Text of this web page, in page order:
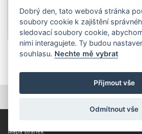
499Kč
bez DPH 412 Kč
1
Mapa stránek
TOPWEBY -
Dobrý den, tato webová stránka
soubory cookie k zajištění
sledovací soubory cookie,
nimi interagujete. Ty budou
souhlasu. Nechte mě vybrat
Přijmout vše
Odmítnout vše